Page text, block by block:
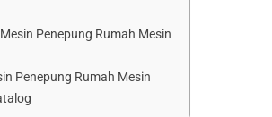
Penepung Rumah Mesin
Penepung Rumah Mesin